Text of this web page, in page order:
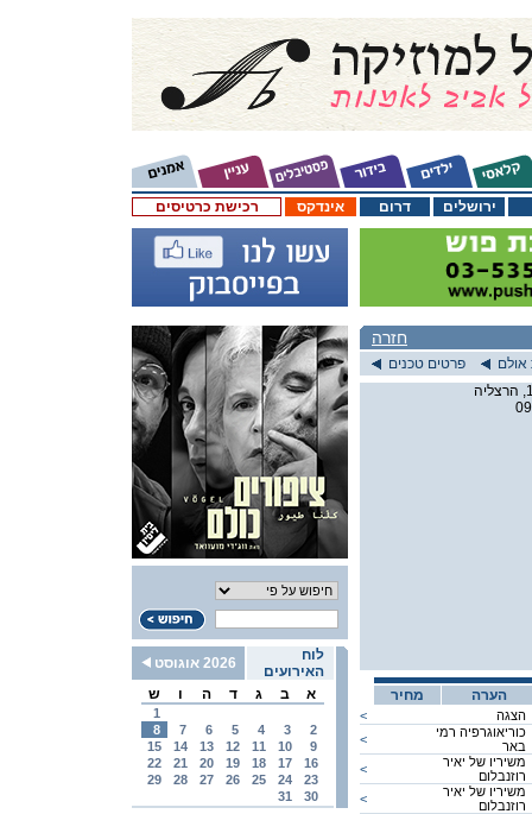
רכישת כרטיסים אינדקס דרום ירושלים
לוח
האירועים
2026 אוגוסט
א
ב ג ד ה ו ש
1
2
3
4
5
6
7
8
9
10
11
12
13
14
15
16
17
18
19
20
21
22
23
24
25
26
27
28
29
30
31
חזרה
פרטים טכנים
מחיר הערה
<
הצגה
<
כוריאוגרפיה רמי
באר
<
משיריו של יאיר
רוזנבלום
<
משיריו של יאיר
רוזנבלום